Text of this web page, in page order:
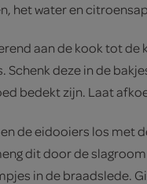
het water en
aan de kook tot de
Schenk deze in de
bedekt zijn. Laat
de eidooiers los met
dit door de
in de braadslede.